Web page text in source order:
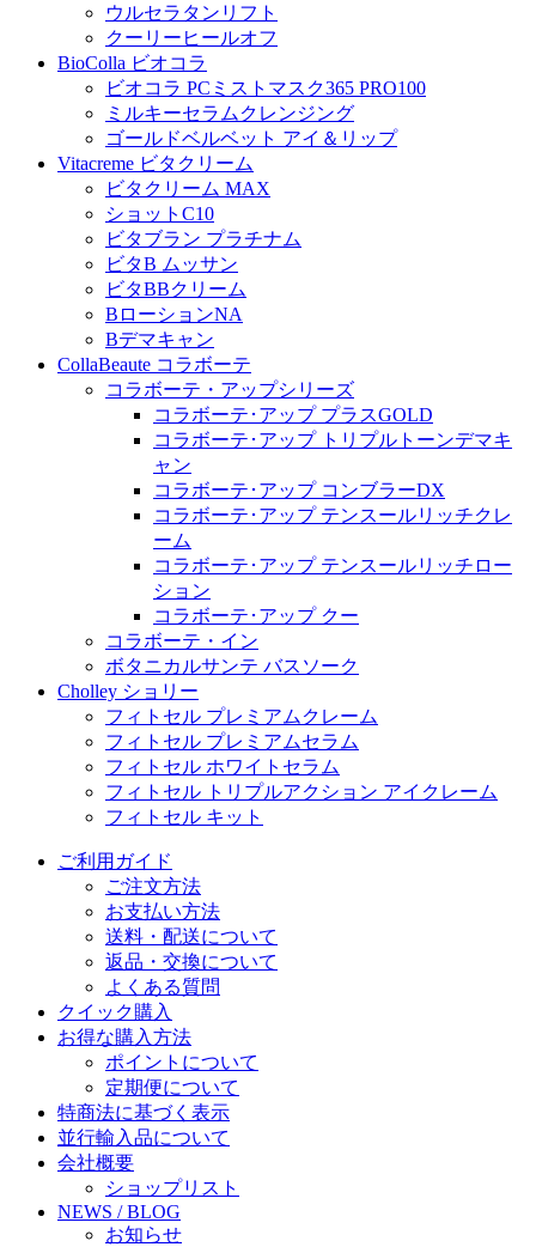
ウルセラタンリフト
クーリーヒールオフ
BioColla ビオコラ
ビオコラ PCミストマスク365 PRO100
ミルキーセラムクレンジング
ゴールドベルベット アイ＆リップ
Vitacreme ビタクリーム
ビタクリーム MAX
ショットC10
ビタブラン プラチナム
ビタB ムッサン
ビタBBクリーム
BローションNA
Bデマキャン
CollaBeaute コラボーテ
コラボーテ・アップシリーズ
コラボーテ･アップ プラスGOLD
コラボーテ･アップ トリプルトーンデマキ
ャン
コラボーテ･アップ コンブラーDX
コラボーテ･アップ テンスールリッチクレ
ーム
コラボーテ･アップ テンスールリッチロー
ション
コラボーテ･アップ クー
コラボーテ・イン
ボタニカルサンテ バスソーク
Cholley ショリー
フィトセル プレミアムクレーム
フィトセル プレミアムセラム
フィトセル ホワイトセラム
フィトセル トリプルアクション アイクレーム
フィトセル キット
ご利用ガイド
ご注文方法
お支払い方法
送料・配送について
返品・交換について
よくある質問
クイック購入
お得な購入方法
ポイントについて
定期便について
特商法に基づく表示
並行輸入品について
会社概要
ショップリスト
NEWS / BLOG
お知らせ